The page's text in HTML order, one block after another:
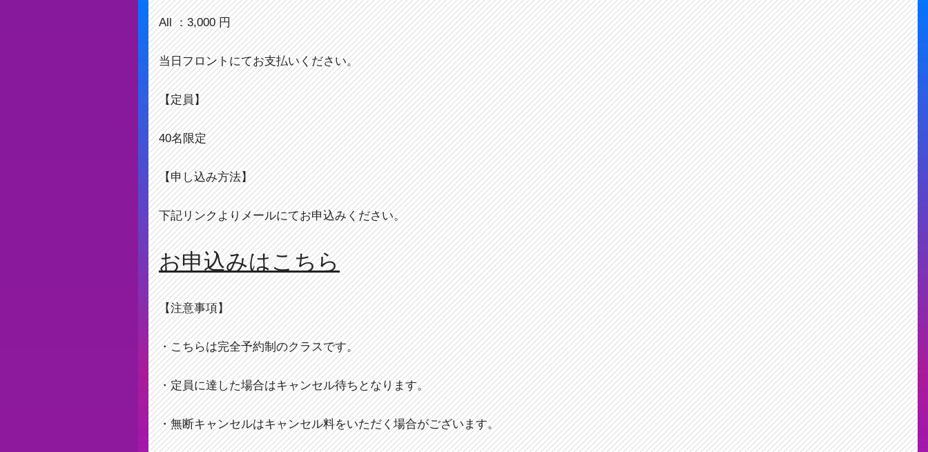
All ：3,000 円
当日フロントにてお支払いください。
【定員】
40名限定
【申し込み方法】
下記リンクよりメールにてお申込みください。
お申込みはこちら
【注意事項】
・こちらは完全予約制のクラスです。
・定員に達した場合はキャンセル待ちとなります。
・無断キャンセルはキャンセル料をいただく場合がございます。